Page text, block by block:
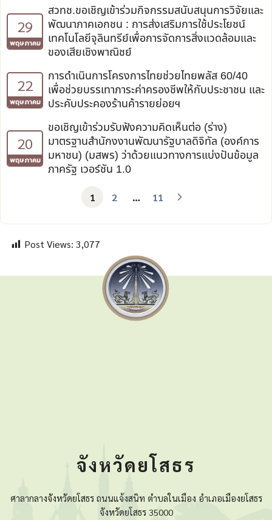
29
พฤษภาคม
สวทช.ขอเชิญเข้าร่วมกิจกรรมสนับสนุนการวิจัยและ
พัฒนาภาคเอกชน : การส่งเสริมการใช้ประโยชน์
เทคโนโลยีจุลินทรีย์เพื่อการจัดการสิ่งแวดล้อมและ
ของเสียเชิงพาณิชย์
22
พฤษภาคม
การดำเนินการโครงการไทยช่วยไทยพลัส 60/40
เพื่อช่วยบรรเทาภาระค่าครองชีพให้กับประชาชน และ
ประคับประคองร้านค้ารายย่อยฯ
20
พฤษภาคม
ขอเชิญเข้าร่วมรับฟังความคิดเห็นต่อ (ร่าง)
มาตรฐานสำนักงงานพัฒนารัฐบาลดิจิทัล (องค์การ
มหาชน) (มสพร) ว่าด้วยแนวทางการแบ่งปันข้อมูล
ภาครัฐ เวอร์ชัน 1.0
1 2 … 11
Post Views: 3,077
จังหวัดยโสธร
ศาลากลางจังหวัดยโสธร ถนนแจ้งสนิท ตำบลในเมือง อำเภอเมืองยโสธร
จังหวัดยโสธร 35000